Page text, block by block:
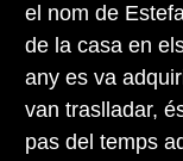
el nom de
de la casa en
any es va
van traslladar,
pas del temps